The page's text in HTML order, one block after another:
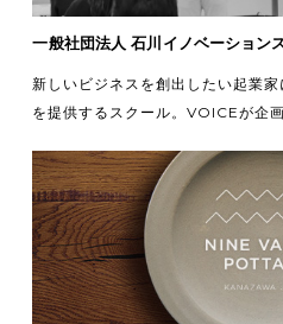
一般社団法人 石川イノベーション
新しいビジネスを創出したい起業
を提供するスクール。VOICEが企